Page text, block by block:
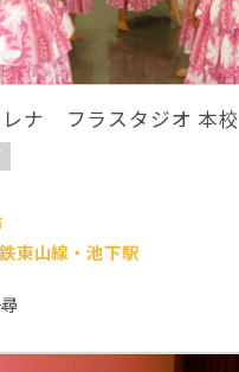
ナ フラスタジオ 本校
東山線・池下駅